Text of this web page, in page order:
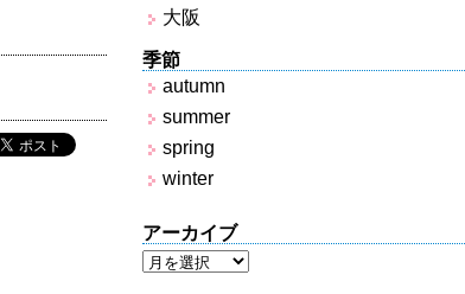
大阪
季節
autumn
summer
spring
winter
アーカイブ